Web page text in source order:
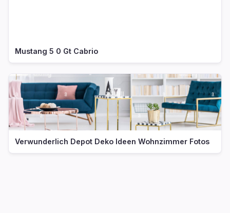
Mustang 5 0 Gt Cabrio
Verwunderlich Depot Deko Ideen Wohnzimmer Fotos